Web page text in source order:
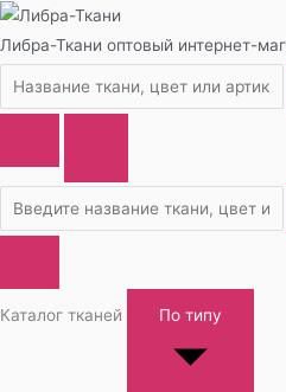
Либра-Ткани оптовый интернет-
Каталог тканей По типу